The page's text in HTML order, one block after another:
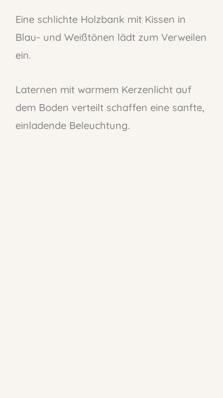
Eine schlichte Holzbank mit Kissen in
Blau- und Weißtönen lädt zum Verweilen
ein.
Laternen mit warmem Kerzenlicht auf
dem Boden verteilt schaffen eine sanfte,
einladende Beleuchtung.